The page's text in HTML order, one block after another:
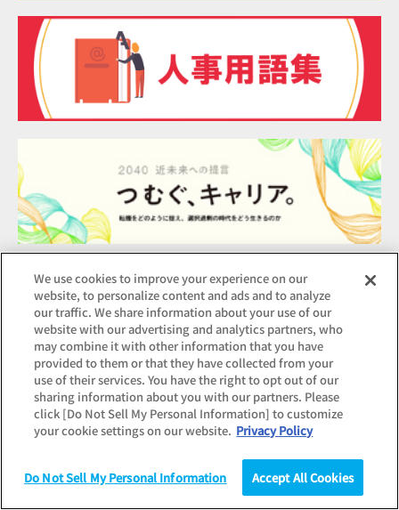
統計（データ） コラム
HOME コラム 職場の心理的健康を考える 共感するアル
用語集
よくあるご質問
個人情報保護方針
We use cookies to improve your experience on our
website, to personalize content and ads and to analyze
our traffic. We share information about your use of our
website with our advertising and analytics partners, who
may combine it with other information that you have
provided to them or that they have collected from your
use of their services. You have the right to opt out of our
sharing information about you with our partners. Please
click [Do Not Sell My Personal Information] to customize
your cookie settings on our website. Privacy Policy
Do Not Sell My Personal Information Accept All Cookies